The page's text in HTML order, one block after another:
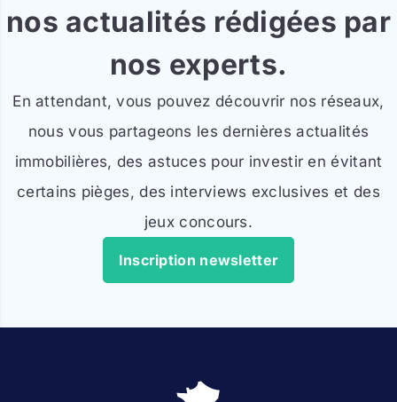
nos actualités rédigées par
nos experts.
En attendant, vous pouvez découvrir nos réseaux,
nous vous partageons les dernières actualités
immobilières, des astuces pour investir en évitant
certains pièges, des interviews exclusives et des
jeux concours.
Inscription newsletter